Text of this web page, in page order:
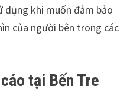
khi muốn đảm bảo
của người bên trong các
tại Bến Tre